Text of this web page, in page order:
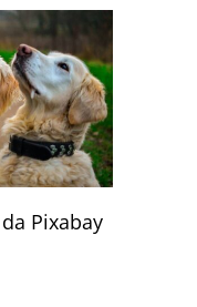
Pixabay